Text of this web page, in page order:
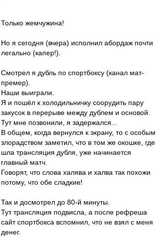
Только жемчужина!
Но я сегодня (вчера) исполнил абордаж почти
легально (капер!).
Смотрел я дубль по спортбоксу (канал мат-
премер).
Наши выиграли.
Я и пошёл к холодильничку соорудить пару
закусок в перерыве между дублем и основой.
Тут мне позвонили, я задержался...
В общем, когда вернулся к экрану, то с особым
злорадством заметил, что в том же окошке, где
шла трансляция дубля, уже начинается
главный матч.
Говорят, что слова халява и халва так похожи
потому, что обе сладкие!
Так и досмотрел до 80-й минуты.
Тут трансляция подвисла, а после рефреша
сайт спортбокса вспомнил, что не взял с меня
денег.